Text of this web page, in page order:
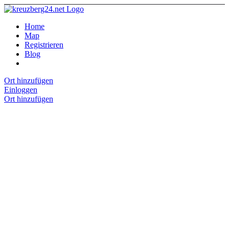
Home
Map
Registrieren
Blog
Ort hinzufügen
Einloggen
Ort hinzufügen